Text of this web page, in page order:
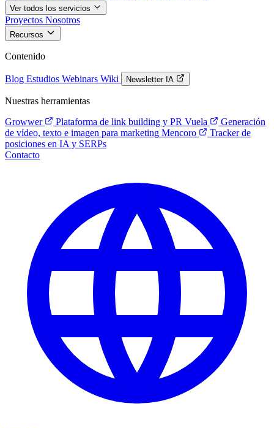
Ver todos los servicios
Proyectos Nosotros
Recursos
Contenido
Blog Estudios Webinars Wiki Newsletter IA
Nuestras herramientas
Growwer
Plataforma de link building y PR Vuela
Generación
de vídeo, texto e imagen para marketing Mencoro
Tracker de
posiciones en IA y SERPs
Contacto